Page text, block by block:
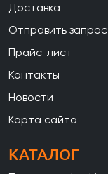
Доставка
Отправить запрос
Прайс-лист
Контакты
Новости
Карта сайта
КАТАЛОГ